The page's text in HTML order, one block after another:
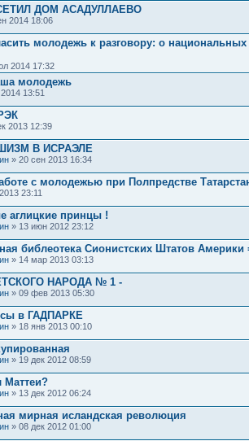
ДОМ АСАДУЛЛАЕВО
2014 18:06
молодежь к разговору: о
2014 17:32
молодежь
13:51
2013 12:39
В ИСРАЭЛЕ
» 20 сен 2013 16:34
с молодежью при Полпредстве
23:11
аглицкие принцы !
» 13 июн 2012 23:12
библеотека Сионистских Штатов
» 14 мар 2013 03:13
НАРОДА № 1 -
» 09 фев 2013 05:30
в ГАДПАРКЕ
» 18 янв 2013 00:10
» 19 дек 2012 08:59
Маттеи?
» 13 дек 2012 06:24
мирная исландская революция
» 08 дек 2012 01:00